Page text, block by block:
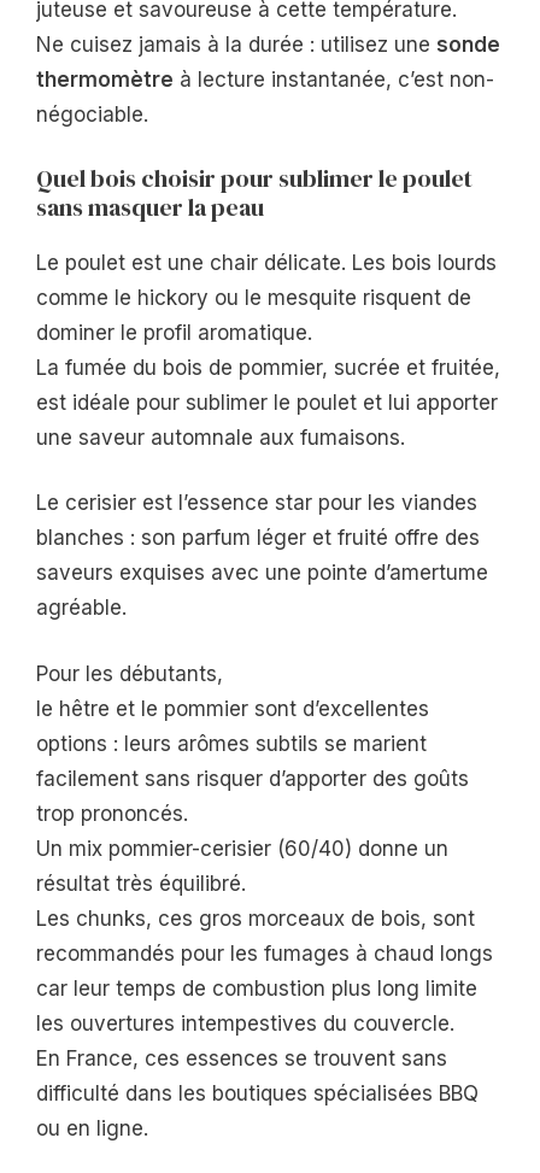
juteuse et savoureuse à cette température.
Ne cuisez jamais à la durée : utilisez une sonde
thermomètre à lecture instantanée, c’est non-
négociable.
Quel bois choisir pour sublimer le poulet
sans masquer la peau
Le poulet est une chair délicate. Les bois lourds
comme le hickory ou le mesquite risquent de
dominer le profil aromatique.
La fumée du bois de pommier, sucrée et fruitée,
est idéale pour sublimer le poulet et lui apporter
une saveur automnale aux fumaisons.
Le cerisier est l’essence star pour les viandes
blanches : son parfum léger et fruité offre des
saveurs exquises avec une pointe d’amertume
agréable.
Pour les débutants,
le hêtre et le pommier sont d’excellentes
options : leurs arômes subtils se marient
facilement sans risquer d’apporter des goûts
trop prononcés.
Un mix pommier-cerisier (60/40) donne un
résultat très équilibré.
Les chunks, ces gros morceaux de bois, sont
recommandés pour les fumages à chaud longs
car leur temps de combustion plus long limite
les ouvertures intempestives du couvercle.
En France, ces essences se trouvent sans
difficulté dans les boutiques spécialisées BBQ
ou en ligne.